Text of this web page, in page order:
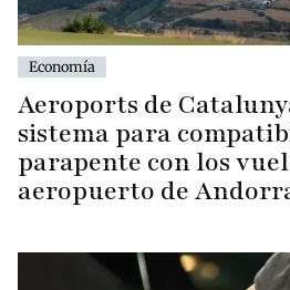
Economía
Aeroports de
sistema para
parapente con los
aeropuerto de